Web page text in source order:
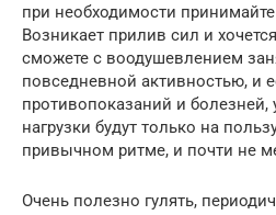
при необходимости
Возникает прилив сил и
сможете с воодушевлением
повседневной активностью, и
противопоказаний и
нагрузки будут только на
привычном ритме, и почти не
Очень полезно гулять,